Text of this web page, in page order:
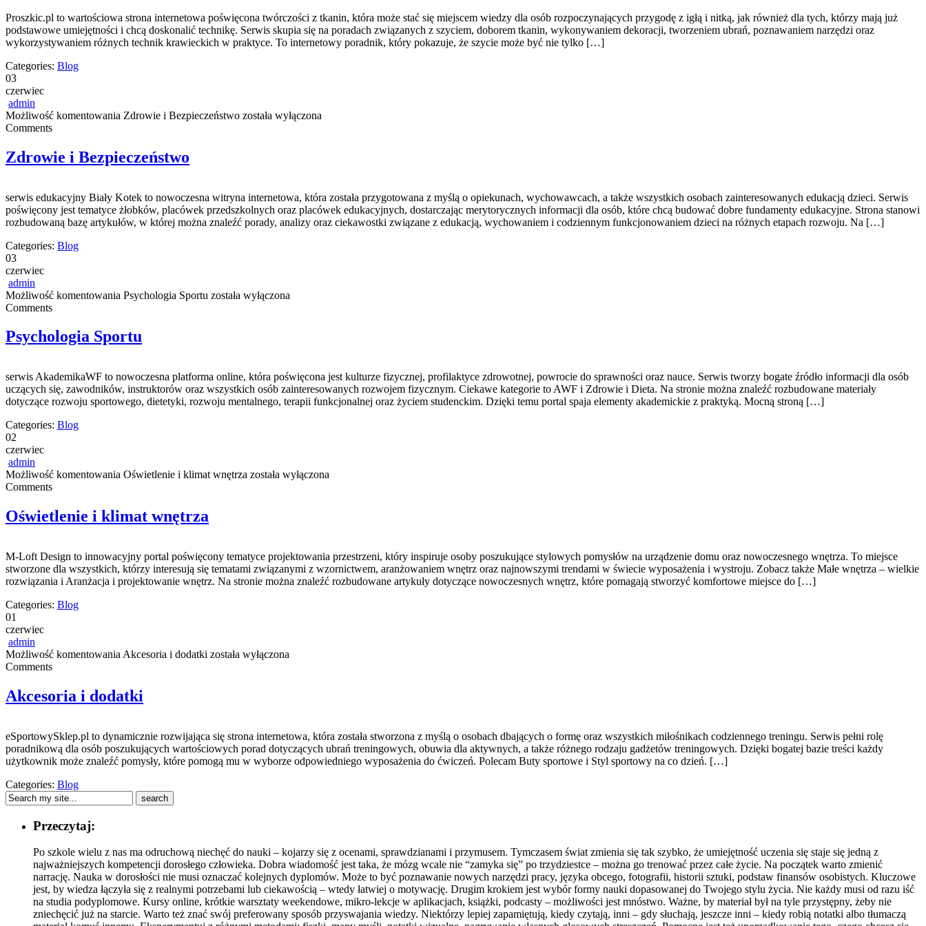
Proszkic.pl to wartościowa strona internetowa poświęcona twórczości z tkanin, która może stać się miejscem wiedzy dla osób rozpoczynających przygodę z igłą i nitką, jak również dla tych, którzy mają już
podstawowe umiejętności i chcą doskonalić technikę. Serwis skupia się na poradach związanych z szyciem, doborem tkanin, wykonywaniem dekoracji, tworzeniem ubrań, poznawaniem narzędzi oraz
wykorzystywaniem różnych technik krawieckich w praktyce. To internetowy poradnik, który pokazuje, że szycie może być nie tylko […]
Categories: Blog
03
czerwiec
admin
Możliwość komentowania Zdrowie i Bezpieczeństwo została wyłączona
Comments
Zdrowie i Bezpieczeństwo
serwis edukacyjny Biały Kotek to nowoczesna witryna internetowa, która została przygotowana z myślą o opiekunach, wychowawcach, a także wszystkich osobach zainteresowanych edukacją dzieci. Serwis
poświęcony jest tematyce żłobków, placówek przedszkolnych oraz placówek edukacyjnych, dostarczając merytorycznych informacji dla osób, które chcą budować dobre fundamenty edukacyjne. Strona stanowi
rozbudowaną bazę artykułów, w której można znaleźć porady, analizy oraz ciekawostki związane z edukacją, wychowaniem i codziennym funkcjonowaniem dzieci na różnych etapach rozwoju. Na […]
Categories: Blog
03
czerwiec
admin
Możliwość komentowania Psychologia Sportu została wyłączona
Comments
Psychologia Sportu
serwis AkademikaWF to nowoczesna platforma online, która poświęcona jest kulturze fizycznej, profilaktyce zdrowotnej, powrocie do sprawności oraz nauce. Serwis tworzy bogate źródło informacji dla osób
uczących się, zawodników, instruktorów oraz wszystkich osób zainteresowanych rozwojem fizycznym. Ciekawe kategorie to AWF i Zdrowie i Dieta. Na stronie można znaleźć rozbudowane materiały
dotyczące rozwoju sportowego, dietetyki, rozwoju mentalnego, terapii funkcjonalnej oraz życiem studenckim. Dzięki temu portal spaja elementy akademickie z praktyką. Mocną stroną […]
Categories: Blog
02
czerwiec
admin
Możliwość komentowania Oświetlenie i klimat wnętrza została wyłączona
Comments
Oświetlenie i klimat wnętrza
M-Loft Design to innowacyjny portal poświęcony tematyce projektowania przestrzeni, który inspiruje osoby poszukujące stylowych pomysłów na urządzenie domu oraz nowoczesnego wnętrza. To miejsce
stworzone dla wszystkich, którzy interesują się tematami związanymi z wzornictwem, aranżowaniem wnętrz oraz najnowszymi trendami w świecie wyposażenia i wystroju. Zobacz także Małe wnętrza – wielkie
rozwiązania i Aranżacja i projektowanie wnętrz. Na stronie można znaleźć rozbudowane artykuły dotyczące nowoczesnych wnętrz, które pomagają stworzyć komfortowe miejsce do […]
Categories: Blog
01
czerwiec
admin
Możliwość komentowania Akcesoria i dodatki została wyłączona
Comments
Akcesoria i dodatki
eSportowySklep.pl to dynamicznie rozwijająca się strona internetowa, która została stworzona z myślą o osobach dbających o formę oraz wszystkich miłośnikach codziennego treningu. Serwis pełni rolę
poradnikową dla osób poszukujących wartościowych porad dotyczących ubrań treningowych, obuwia dla aktywnych, a także różnego rodzaju gadżetów treningowych. Dzięki bogatej bazie treści każdy
użytkownik może znaleźć pomysły, które pomogą mu w wyborze odpowiedniego wyposażenia do ćwiczeń. Polecam Buty sportowe i Styl sportowy na co dzień. […]
Categories: Blog
Przeczytaj:
Po szkole wielu z nas ma odruchową niechęć do nauki – kojarzy się z ocenami, sprawdzianami i przymusem. Tymczasem świat zmienia się tak szybko, że umiejętność uczenia się staje się jedną z
najważniejszych kompetencji dorosłego człowieka. Dobra wiadomość jest taka, że mózg wcale nie “zamyka się” po trzydziestce – można go trenować przez całe życie. Na początek warto zmienić
narrację. Nauka w dorosłości nie musi oznaczać kolejnych dyplomów. Może to być poznawanie nowych narzędzi pracy, języka obcego, fotografii, historii sztuki, podstaw finansów osobistych. Kluczowe
jest, by wiedza łączyła się z realnymi potrzebami lub ciekawością – wtedy łatwiej o motywację. Drugim krokiem jest wybór formy nauki dopasowanej do Twojego stylu życia. Nie każdy musi od razu iść
na studia podyplomowe. Kursy online, krótkie warsztaty weekendowe, mikro-lekcje w aplikacjach, książki, podcasty – możliwości jest mnóstwo. Ważne, by materiał był na tyle przystępny, żeby nie
zniechęcić już na starcie. Warto też znać swój preferowany sposób przyswajania wiedzy. Niektórzy lepiej zapamiętują, kiedy czytają, inni – gdy słuchają, jeszcze inni – kiedy robią notatki albo tłumaczą